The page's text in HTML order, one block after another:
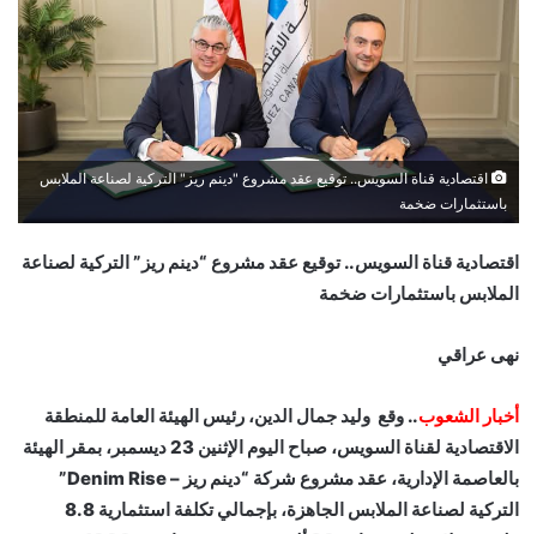
اقتصادية قناة السويس.. توقيع عقد مشروع "دينم ريز" التركية لصناعة الملابس
باستثمارات ضخمة
اقتصادية قناة السويس.. توقيع عقد مشروع “دينم ريز” التركية لصناعة
الملابس باستثمارات ضخمة
نهى عراقي
أخبار الشعوب.. وقع وليد جمال الدين، رئيس الهيئة العامة للمنطقة
الاقتصادية لقناة السويس، صباح اليوم الإثنين 23 ديسمبر، بمقر الهيئة
بالعاصمة الإدارية، عقد مشروع شركة “دينم ريز – Denim Rise”
التركية لصناعة الملابس الجاهزة، بإجمالي تكلفة استثمارية 8.8